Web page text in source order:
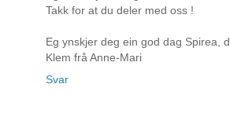
Takk for at du deler med oss !
Eg ynskjer deg ein god dag Spirea,
Klem frå Anne-Mari
Svar